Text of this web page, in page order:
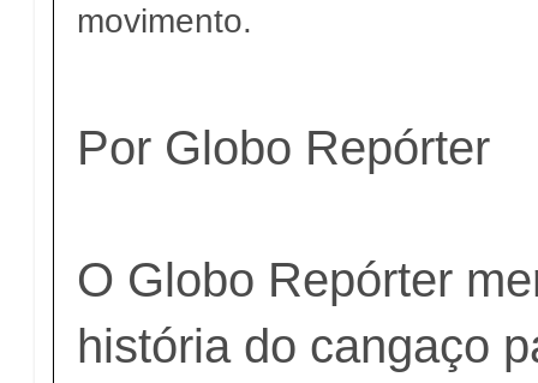
movimento.
Por Globo Repórter
O Globo Repórter
história do cangaço